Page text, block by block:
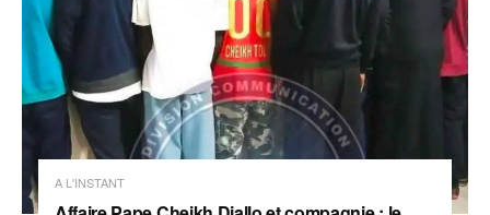
A L'INSTANT